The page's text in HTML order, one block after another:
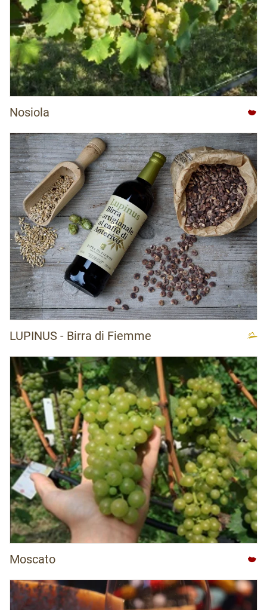
Nosiola
LUPINUS - Birra di Fiemme
Moscato